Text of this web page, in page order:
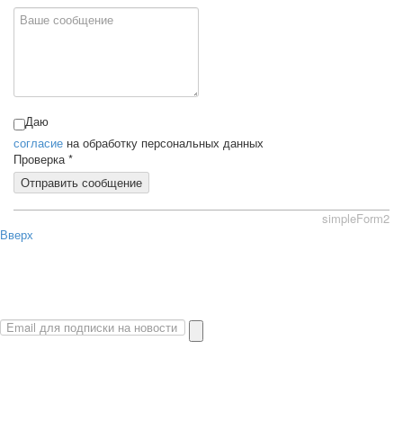
Даю
согласие на обработку персональных данных
Проверка*
Отправить сообщение
simpleForm2
Вверх